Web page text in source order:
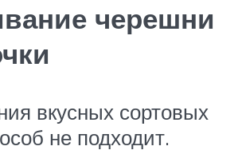
черешни
вкусных сортовых
не подходит.